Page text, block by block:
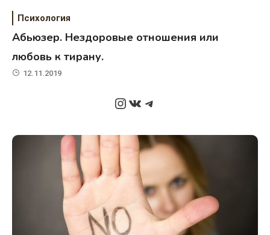
Психология
Абьюзер. Нездоровые отношения или
любовь к тирану.
12.11.2019
Instagram
ВКонтакте
Telegram